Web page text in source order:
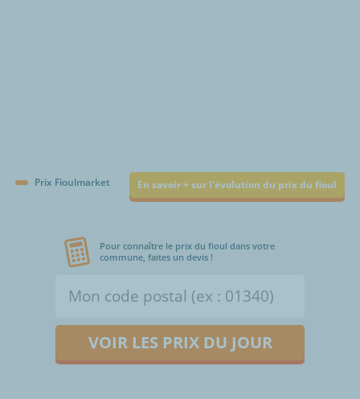
Prix Fioulmarket En savoir + sur l'évolution du prix du fioul
Pour connaître le prix du fioul dans votre
commune, faites un devis !
VOIR LES PRIX DU JOUR